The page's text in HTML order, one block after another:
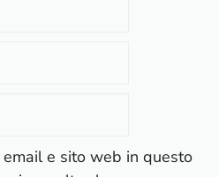
e sito web in questo